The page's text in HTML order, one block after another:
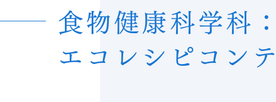
食物健康科学科
エコレシピコンテ